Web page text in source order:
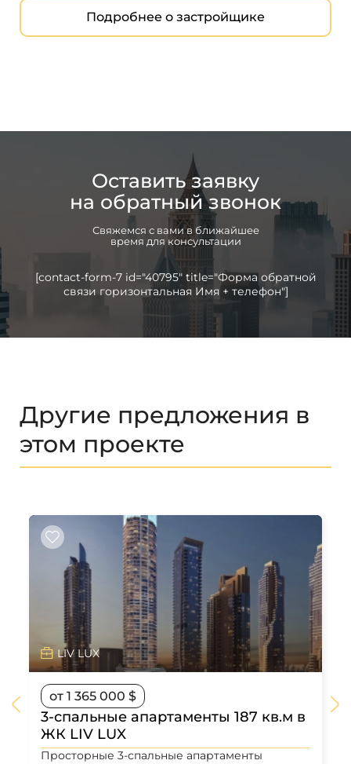
Подробнее о застройщике
Оставить заявку
на обратный звонок
Свяжемся с вами в ближайшее
время для консультации
[contact-form-7 id="40795" title="Форма обратной
связи горизонтальная Имя + телефон"]
Другие предложения в
этом проекте
LIV LUX
от 1 365 000 $
3-спальные апартаменты 187 кв.м в
ЖК LIV LUX
Просторные 3-спальные апартаменты